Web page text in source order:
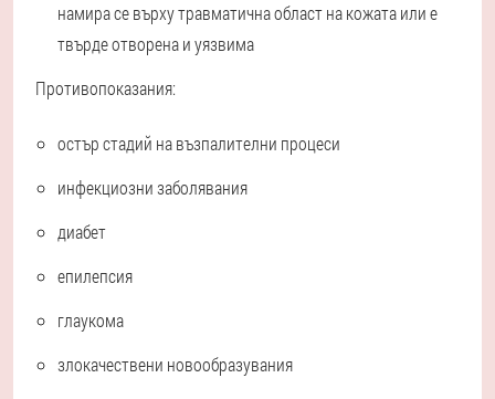
намира се върху травматична област на кожата или е
твърде отворена и уязвима
Противопоказания:
остър стадий на възпалителни процеси
инфекциозни заболявания
диабет
епилепсия
глаукома
злокачествени новообразувания